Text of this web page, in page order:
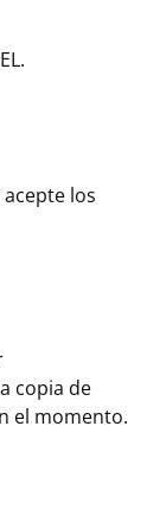
acepte los
copia de
el momento.